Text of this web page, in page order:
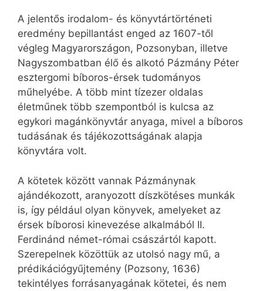
A jelentős irodalom- és könyvtártörténeti
eredmény bepillantást enged az 1607-től
végleg Magyarországon, Pozsonyban, illetve
Nagyszombatban élő és alkotó Pázmány Péter
esztergomi bíboros-érsek tudományos
műhelyébe. A több mint tízezer oldalas
életműnek több szempontból is kulcsa az
egykori magánkönyvtár anyaga, mivel a bíboros
tudásának és tájékozottságának alapja
könyvtára volt.
A kötetek között vannak Pázmánynak
ajándékozott, aranyozott díszkötéses munkák
is, így például olyan könyvek, amelyeket az
érsek bíborosi kinevezése alkalmából II.
Ferdinánd német-római császártól kapott.
Szerepelnek közöttük az utolsó nagy mű, a
prédikációgyűjtemény (Pozsony, 1636)
tekintélyes forrásanyagának kötetei, és nem